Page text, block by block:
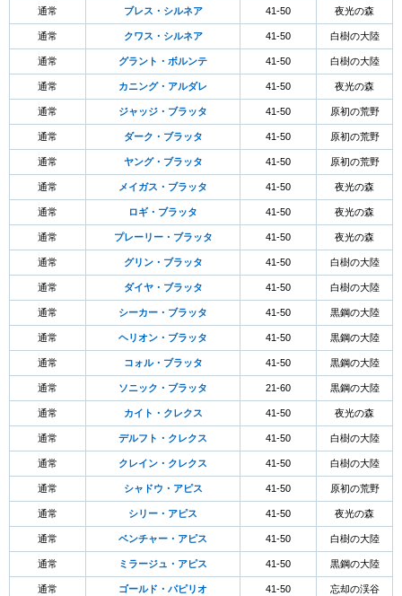
通常 ブレス・シルネア 41-50 夜光の森
通常 クワス・シルネア 41-50 白樹の大陸
通常 グラント・ボルンテ 41-50 白樹の大陸
通常 カニング・アルダレ 41-50 夜光の森
通常 ジャッジ・ブラッタ 41-50 原初の荒野
通常 ダーク・ブラッタ 41-50 原初の荒野
通常 ヤング・ブラッタ 41-50 原初の荒野
通常 メイガス・ブラッタ 41-50 夜光の森
通常 ロギ・ブラッタ 41-50 夜光の森
通常 プレーリー・ブラッタ 41-50 夜光の森
通常 グリン・ブラッタ 41-50 白樹の大陸
通常 ダイヤ・ブラッタ 41-50 白樹の大陸
通常 シーカー・ブラッタ 41-50 黒鋼の大陸
通常 ヘリオン・ブラッタ 41-50 黒鋼の大陸
通常 コォル・ブラッタ 41-50 黒鋼の大陸
通常 ソニック・ブラッタ 21-60 黒鋼の大陸
通常 カイト・クレクス 41-50 夜光の森
通常 デルフト・クレクス 41-50 白樹の大陸
通常 クレイン・クレクス 41-50 白樹の大陸
通常 シャドウ・アピス 41-50 原初の荒野
通常 シリー・アピス 41-50 夜光の森
通常 ベンチャー・アピス 41-50 白樹の大陸
通常 ミラージュ・アピス 41-50 黒鋼の大陸
通常 ゴールド・パピリオ 41-50 忘却の渓谷